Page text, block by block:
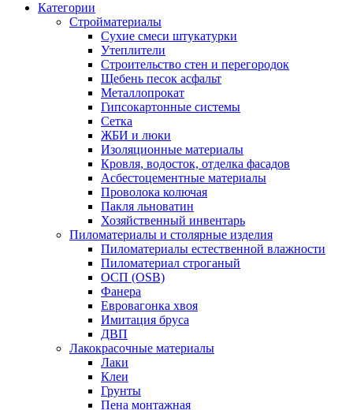
Категории
Стройматериалы
Сухие смеси штукатурки
Утеплители
Строительство стен и перегородок
Щебень песок асфальт
Металлопрокат
Гипсокартонные системы
Сетка
ЖБИ и люки
Изоляционные материалы
Кровля, водосток, отделка фасадов
Асбестоцементные материалы
Проволока колючая
Пакля льноватин
Хозяйственный инвентарь
Пиломатериалы и столярные изделия
Пиломатериалы естественной влажности
Пиломатериал строганый
ОСП (OSB)
Фанера
Евровагонка хвоя
Имитация бруса
ДВП
Лакокрасочные материалы
Лаки
Клеи
Грунты
Пена монтажная